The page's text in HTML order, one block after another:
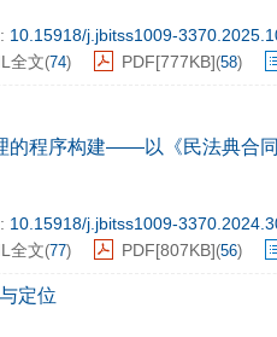
10.15918/j.jbitss1009-
全文(74) PDF[777KB](58)
的程序构建——以《民法典合
10.15918/j.jbitss1009-
全文(77) PDF[807KB](56)
定位